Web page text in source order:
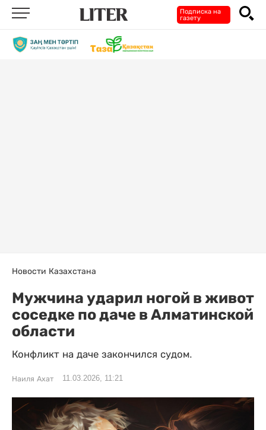
Подписка на
газету
Новости Казахстана
Мужчина ударил ногой в живот
соседке по даче в Алматинской
области
Конфликт на даче закончился судом.
Наиля Ахат 11.03.2026, 11:21